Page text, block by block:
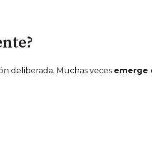
deliberada. Muchas veces emerge